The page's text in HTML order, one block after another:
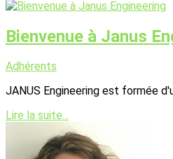
Bienvenue à Janus
Adhérents
JANUS Engineering est formée
Lire la suite...